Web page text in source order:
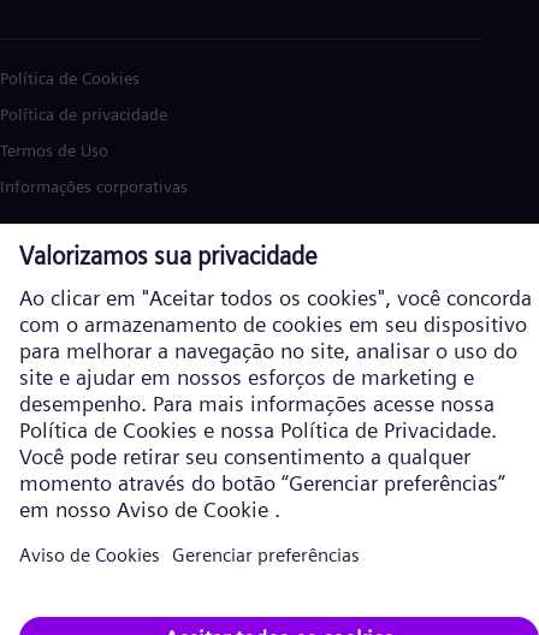
Política de Cookies
Política de privacidade
Termos de Uso
Informações corporativas
Siemens Energy, 2026